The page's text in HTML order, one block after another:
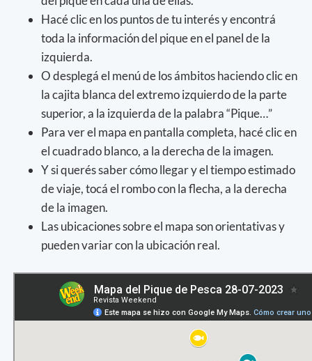
Hacé clic en los puntos de tu interés y encontrá
toda la información del pique en el panel de la
izquierda.
O desplegá el menú de los ámbitos haciendo clic en
la cajita blanca del extremo izquierdo de la parte
superior, a la izquierda de la palabra “Pique…”
Para ver el mapa en pantalla completa, hacé clic en
el cuadrado blanco, a la derecha de la imagen.
Y si querés saber cómo llegar y el tiempo estimado
de viaje, tocá el rombo con la flecha, a la derecha
de la imagen.
Las ubicaciones sobre el mapa son orientativas y
pueden variar con la ubicación real.